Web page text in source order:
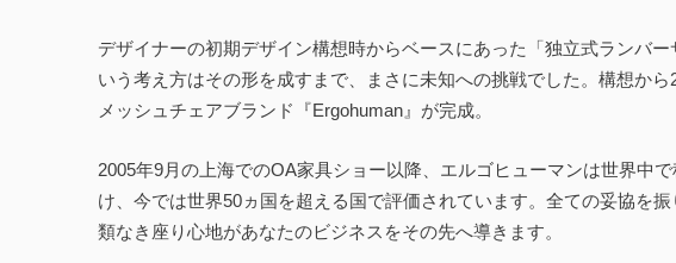
デザイナーの初期デザイン構想時からベースにあった「独立式ランバー
いう考え方はその形を成すまで、まさに未知への挑戦でした。構想から
メッシュチェアブランド『Ergohuman』が完成。
2005年9月の上海でのOA家具ショー以降、エルゴヒューマンは世界中
け、今では世界50ヵ国を超える国で評価されています。全ての妥協を
類なき座り心地があなたのビジネスをその先へ導きます。